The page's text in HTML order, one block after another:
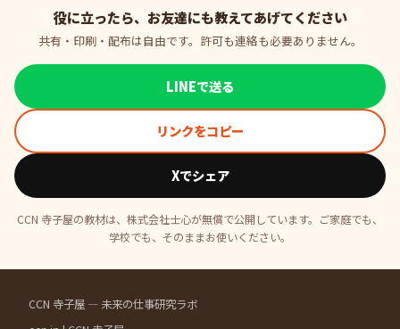
役に立ったら、お友達にも教えてあげてください
共有・印刷・配布は自由です。許可も連絡も必要ありません。
LINEで送る
リンクをコピー
Xでシェア
CCN 寺子屋の教材は、株式会社士心が無償で公開しています。ご家庭でも、
学校でも、そのままお使いください。
CCN 寺子屋 — 未来の仕事研究ラボ